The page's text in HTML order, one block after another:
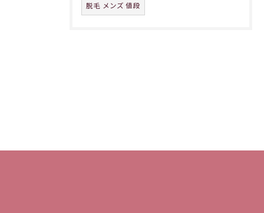
脱毛 メンズ 値段